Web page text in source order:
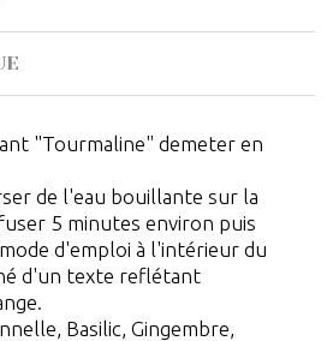
"Tourmaline" demeter en
de l'eau bouillante sur la
5 minutes environ puis
d'emploi à l'intérieur du
d'un texte reflétant
Basilic, Gingembre,